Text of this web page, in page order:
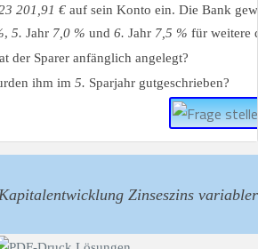
201,91 € auf sein Konto ein. Die Bank
, 5. Jahr 7,0 % und 6. Jahr 7,5 % für weitere
der Sparer anfänglich angelegt?
ihm im 5. Sparjahr gutgeschrieben?
Zinseszins